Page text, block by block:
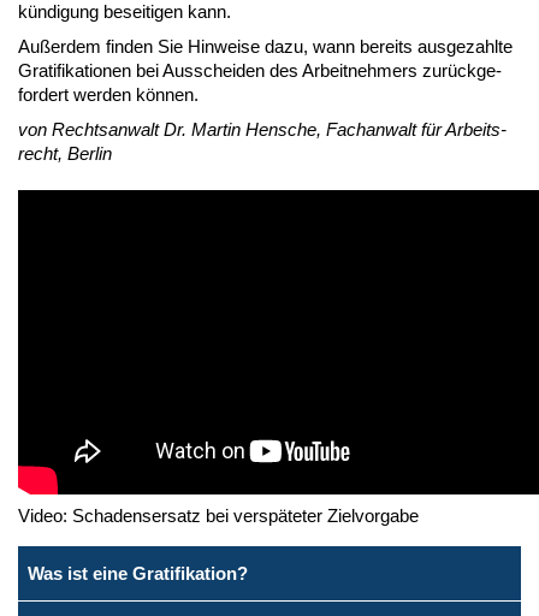
kün­di­gung be­sei­ti­gen kann.
Au­ßer­dem fin­den Sie Hin­wei­se da­zu, wann be­reits aus­ge­zahl­te
Gra­ti­fi­ka­tio­nen bei Aus­schei­den des Ar­beit­neh­mers zu­rück­ge­
for­dert wer­den kön­nen.
von Rechts­an­walt Dr. Mar­tin Hen­sche, Fach­an­walt für Ar­beits­
recht, Ber­lin
Video: Schadensersatz bei verspäteter Zielvorgabe
Was ist eine Gratifikation?